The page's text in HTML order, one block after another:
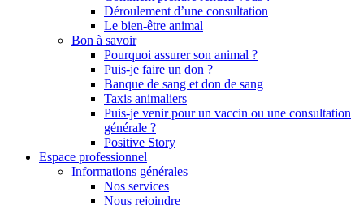
Déroulement d’une consultation
Le bien-être animal
Bon à savoir
Pourquoi assurer son animal ?
Puis-je faire un don ?
Banque de sang et don de sang
Taxis animaliers
Puis-je venir pour un vaccin ou une consultation
générale ?
Positive Story
Espace professionnel
Informations générales
Nos services
Nous rejoindre